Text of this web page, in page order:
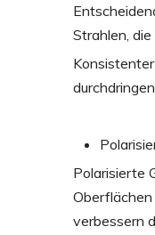
Strahlen,
Polarisierte
Oberflächen
verbessern